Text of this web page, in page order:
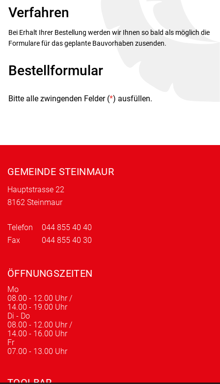
Verfahren
Bei Erhalt Ihrer Bestellung werden wir Ihnen so bald als möglich die
Formulare für das geplante Bauvorhaben zusenden.
Bestellformular
Bitte alle zwingenden Felder (*) ausfüllen.
Fusszeile
GEMEINDE STEINMAUR
Hauptstrasse 22
8162 Steinmaur
Telefon
044 855 40 40
Fax
044 855 40 30
ÖFFNUNGSZEITEN
Mo
08.00 - 12.00 Uhr /
14.00 - 19.00 Uhr
Di - Do
08.00 - 12.00 Uhr /
14.00 - 16.00 Uhr
Fr
07.00 - 13.00 Uhr